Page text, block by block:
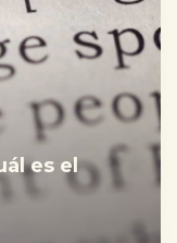
es el